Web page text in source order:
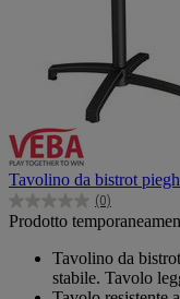
Tavolino da bistrot
(0)
0.0
su
Prodotto
Tavolino da
stabile. Tavolo